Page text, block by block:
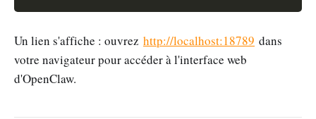
Un lien s'affiche : ouvrez http://localhost:18789 dans
votre navigateur pour accéder à l'interface web
d'OpenClaw.